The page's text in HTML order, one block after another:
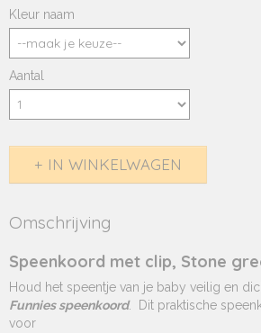
Kleur naam
Aantal
IN WINKELWAGEN
Omschrijving
Speenkoord met clip, Stone
Houd het speentje van je baby veilig en
Funnies speenkoord. Dit praktische
voor